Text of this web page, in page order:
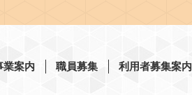
業案内 職員募集 利用者募集案内